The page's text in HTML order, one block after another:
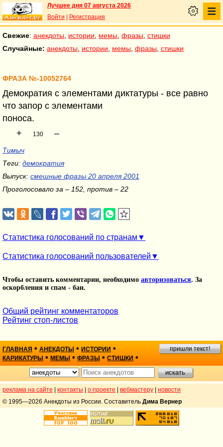
Лучшее дня 07 августа 2026
Войти
Регистрация
Свежие: анекдоты истории мемы фразы стишки
Случайные: анекдоты истории мемы фразы стишки
ФРАЗА №-10052764
Демократия с элементами диктатуры - все равно
что запор с элементами
поноса.
+
130 –
Тимыч
Теги: демократия
Выпуск: смешные фразы 20 апреля 2001
Проголосовало за – 152, против – 22
Статистика голосований по странам
Статистика голосований пользователей
Чтобы оставить комментарии, необходимо авторизоваться. За
оскорбления и спам - бан.
Общий рейтинг комментаторов
Рейтинг стоп-листов
ГЛАВНАЯ • АНЕКДОТЫ • ИСТОРИИ •
КАРИКАТУРЫ • МЕМЫ • ФРАЗЫ • СТИШКИ •
пришли текст!
реклама на сайте контакты о проекте вебмастеру
новости
© 1995—2026 Анекдоты из России. Составитель Дима Вернер